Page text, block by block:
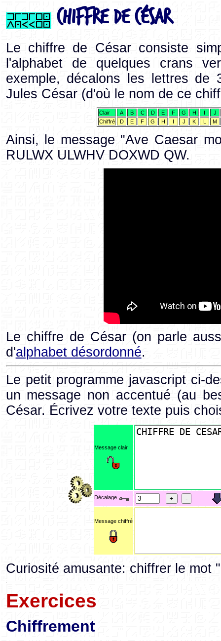
Chiffre de César
Le chiffre de César consiste
l'alphabet de quelques crans
exemple, décalons les lettres
Jules César (d'où le nom de ce
Clair A B C D E F G H I
J
Chiffré
D E F G H I J K L M
Ainsi, le message "Ave Caesar
RULWX ULWHV DOXWD QW.
Le chiffre de César (on parle
d'alphabet désordonné.
Le petit programme javascript ci-
un message non accentué (au
César. Écrivez votre texte puis
Message clair
Décalage
Message chiffré
Curiosité amusante: chiffrer le mot
Exercices
Chiffrement